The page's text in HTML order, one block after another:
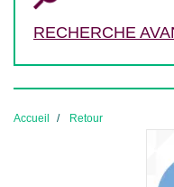
RECHERCHE
Accueil Retour